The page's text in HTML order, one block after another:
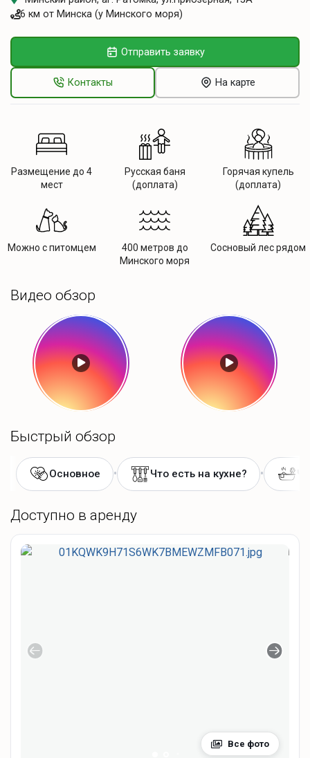
6 км от Минска (у Минского моря)
Отправить заявку
Контакты На карте
Размещение до 4
мест
Русская баня
(доплата)
Горячая купель
(доплата)
Можно с питомцем
400 метров до
Минского моря
Сосновый лес рядом
Видео обзор
Быстрый обзор
Основное • Что есть на кухне? •
Доступно в аренду
Все фото